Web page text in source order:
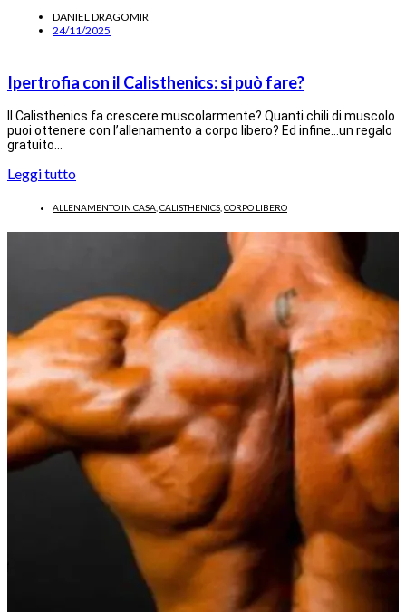
DANIEL DRAGOMIR
24/11/2025
Ipertrofia con il Calisthenics: si può fare?
Il Calisthenics fa crescere muscolarmente? Quanti chili di muscolo
puoi ottenere con l’allenamento a corpo libero? Ed infine…un regalo
gratuito…
Leggi tutto
ALLENAMENTO IN CASA CALISTHENICS CORPO LIBERO